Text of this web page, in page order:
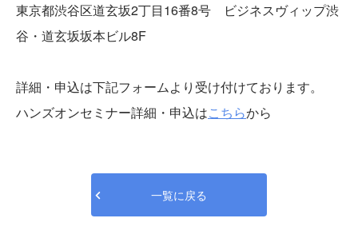
東京都渋谷区道玄坂2丁目16番8号 ビジネスヴィップ渋
谷・道玄坂坂本ビル8F
詳細・申込は下記フォームより受け付けております。
ハンズオンセミナー詳細・申込はこちらから
一覧に戻る